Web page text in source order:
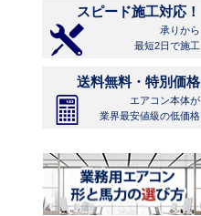
スピード施工対応！
承りから
最短2日で施工
送料無料・特別価格
エアコン本体が
業界最安値級の低価格